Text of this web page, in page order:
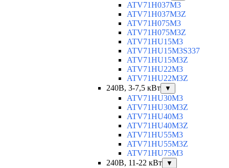
ATV71H037M3
ATV71H037M3Z
ATV71H075M3
ATV71H075M3Z
ATV71HU15M3
ATV71HU15M3S337
ATV71HU15M3Z
ATV71HU22M3
ATV71HU22M3Z
240В, 3-7,5 кВт
▼
ATV71HU30M3
ATV71HU30M3Z
ATV71HU40M3
ATV71HU40M3Z
ATV71HU55M3
ATV71HU55M3Z
ATV71HU75M3
240В, 11-22 кВт
▼